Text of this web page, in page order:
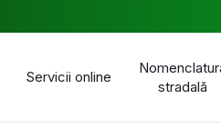
Servicii online
stradală